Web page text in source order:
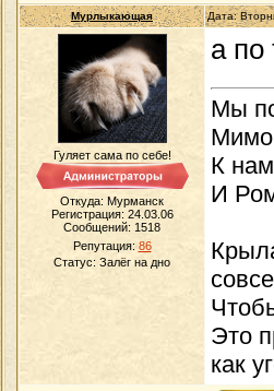
Мурлыкающая Дата:
Гуляет сама по себе!
Откуда: Мурманск
Регистрация: 24.03.06
Сообщений: 1518
Репутация: 86
Статус: Залёг на дно
а по
Мы
Мимо
К
И
Это
как